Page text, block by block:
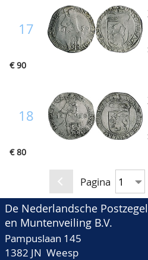
17
€ 90
18
€ 80
Pagina
De Nederlandsche
en Muntenveiling B.V.
Pampuslaan 145
1382 JN Weesp